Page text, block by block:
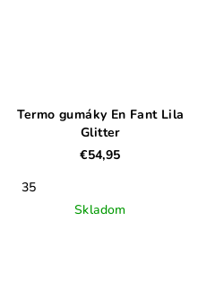
Termo gumáky En Fant Lila
Glitter
€54,95
35
Skladom